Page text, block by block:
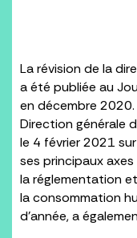
La révision de la
a été publiée au
en décembre
Direction générale
le 4 février 2021
ses principaux axes
la réglementation
la consommation
d’année, a